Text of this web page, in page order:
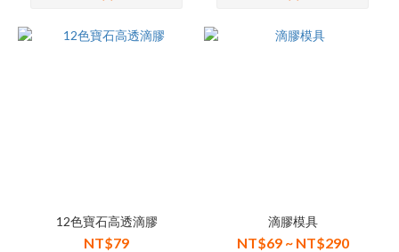
12色寶石高透滴膠
NT$79
滴膠模具
NT$69 ~ NT$290